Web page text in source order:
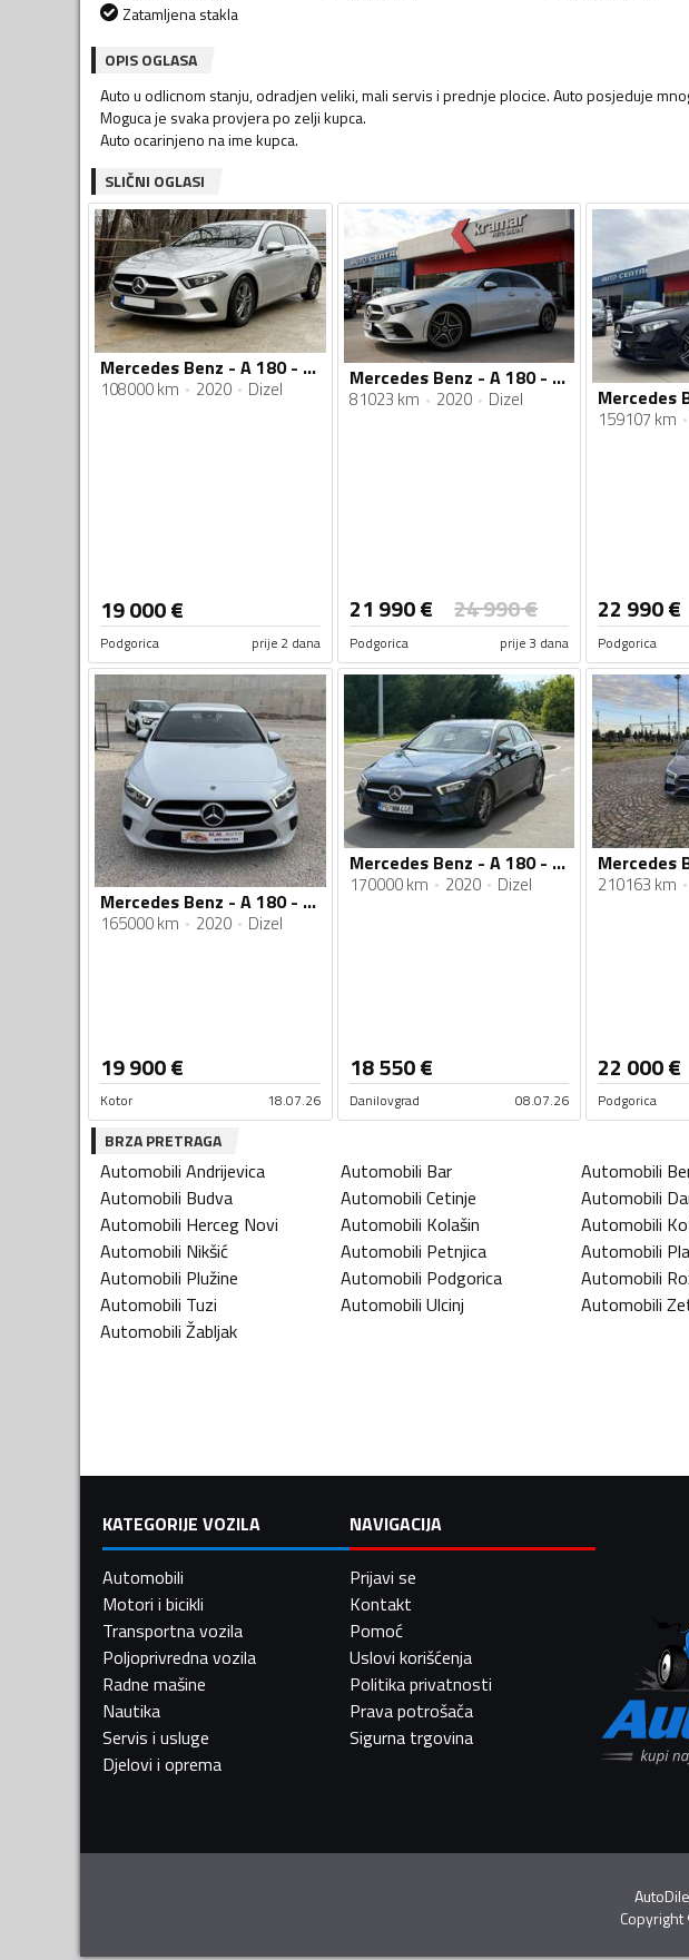
Zatamljena stakla
OPIS OGLASA
Auto u odlicnom stanju, odradjen veliki, mali servis i prednje plocice. Auto posjeduje
Moguca je svaka provjera po zelji kupca.
Auto ocarinjeno na ime kupca.
SLIČNI OGLASI
Mercedes Benz - A 180 - 1.5
108000 km 2020 Dizel
19 000€
Podgorica prije 2 dana
Mercedes Benz - A 180 - D AMG Line -Full LED- -Novi model
81023 km 2020 Dizel
21 990€ 24 990€
Podgorica prije 3 dana
159107 km
22 990€
Podgorica
Mercedes Benz - A 180 - d 12/2020g AUTOMATIK
165000 km 2020 Dizel
19 900€
Kotor 18.07.26
Mercedes Benz - A 180 - 180D
170000 km 2020 Dizel
18 550€
Danilovgrad 08.07.26
210163 km
22 000€
Podgorica
BRZA PRETRAGA
Automobili Andrijevica Automobili Bar Automobili
Automobili Budva Automobili Cetinje Automobili
Automobili Herceg Novi Automobili Kolašin Automobili
Automobili Nikšić Automobili Petnjica Automobili
Automobili Plužine Automobili Podgorica Automobili
Automobili Tuzi Automobili Ulcinj Automobili
Automobili Žabljak
KATEGORIJE VOZILA
Automobili
Motori i bicikli
Transportna vozila
Poljoprivredna vozila
Radne mašine
Nautika
Servis i usluge
Djelovi i oprema
NAVIGACIJA
Prijavi se
Kontakt
Pomoć
Uslovi korišćenja
Politika privatnosti
Prava potrošača
Sigurna trgovina
Copyright